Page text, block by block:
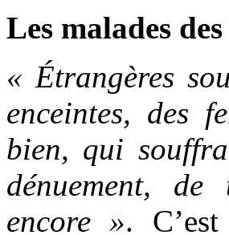
Les malades
« Étrangères
enceintes, des
bien, qui
dénuement, de
encore ».